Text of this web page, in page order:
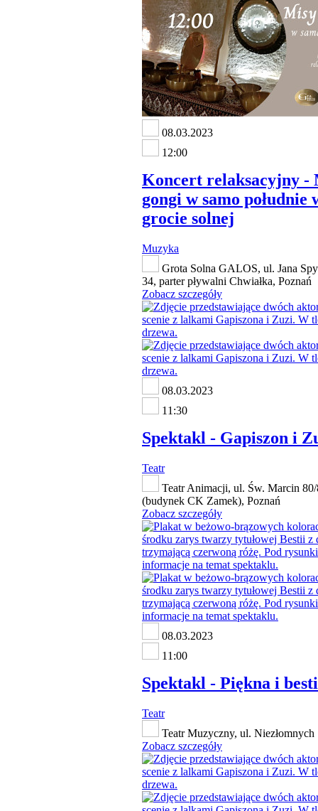
08.03.2023
12:00
Koncert relaksacyjny -
gongi w samo południe
grocie solnej
Muzyka
Grota Solna GALOS, ul. Jana
34, parter pływalni Chwiałka, Poznań
Zobacz szczegóły
08.03.2023
11:30
Spektakl - Gapiszon i
Teatr
Teatr Animacji, ul. Św. Marcin
(budynek CK Zamek), Poznań
Zobacz szczegóły
08.03.2023
11:00
Spektakl - Piękna i
Teatr
Teatr Muzyczny, ul. Niezłomnych
Zobacz szczegóły